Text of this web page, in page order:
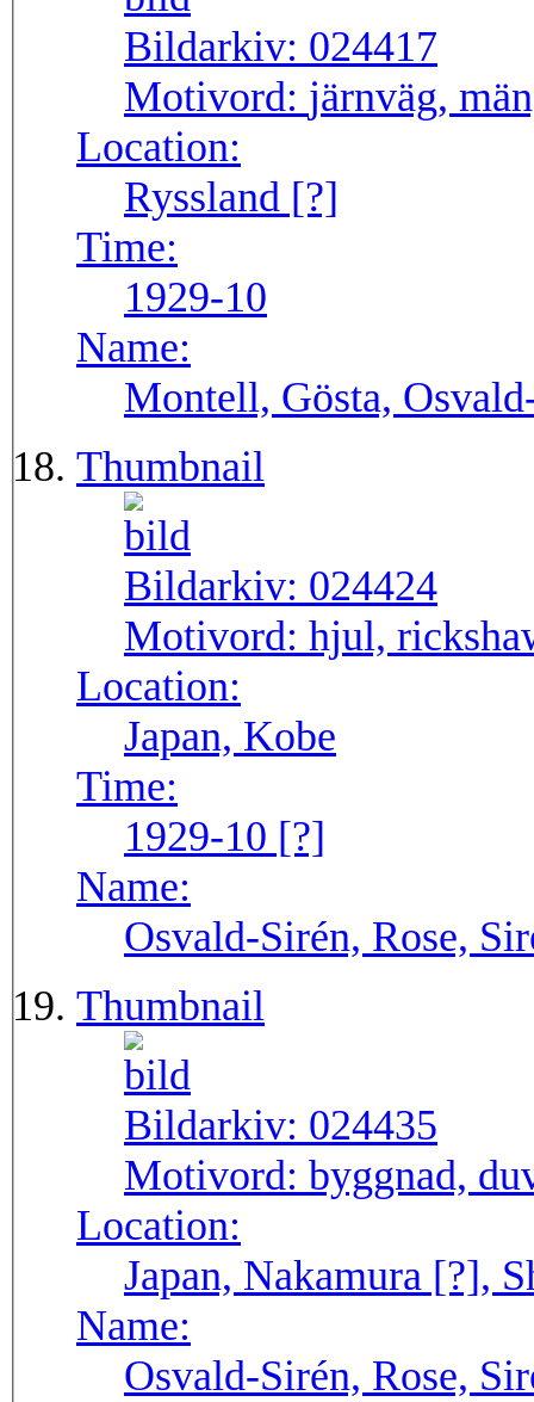
Bildarkiv: 024417
Motivord: järnväg,
Location:
Ryssland [?]
Time:
1929-10
Name:
Montell, Gösta,
Thumbnail
Bildarkiv: 024424
Motivord: hjul,
Location:
Japan, Kobe
Time:
1929-10 [?]
Name:
Osvald-Sirén, Rose,
Thumbnail
Bildarkiv: 024435
Motivord: byggnad,
Location:
Japan, Nakamura [?],
Name:
Osvald-Sirén, Rose,